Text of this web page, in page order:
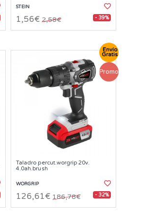
STEIN
1,56€ 2,58€ - 39%
Envío
Gratis
Promo
Taladro percut.worgrip 20v.
4.0ah.brush
WORGRIP
126,61€ 186,78€ - 32%